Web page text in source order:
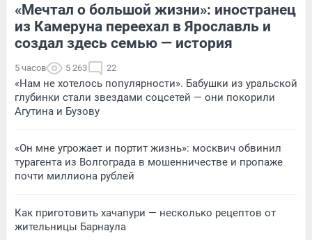
«Мечтал о большой жизни»: иностранец
из Камеруна переехал в Ярославль и
создал здесь семью — история
5 часов 5 263 22
«Нам не хотелось популярности». Бабушки из уральской
глубинки стали звездами соцсетей — они покорили
Агутина и Бузову
«Он мне угрожает и портит жизнь»: москвич обвинил
турагента из Волгограда в мошенничестве и пропаже
почти миллиона рублей
Как приготовить хачапури — несколько рецептов от
жительницы Барнаула